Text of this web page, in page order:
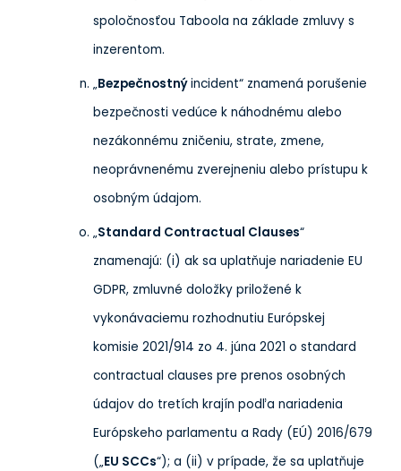
spoločnosťou Taboola na základe zmluvy s
inzerentom.
„Bezpečnostnýincident“ znamená porušenie
bezpečnosti vedúce k náhodnému alebo
nezákonnému zničeniu, strate, zmene,
neoprávnenému zverejneniu alebo prístupu k
osobným údajom.
„Standard Contractual Clauses“
znamenajú: (i) ak sa uplatňuje nariadenie EU
GDPR, zmluvné doložky priložené k
vykonávaciemu rozhodnutiu Európskej
komisie 2021/914 zo 4. júna 2021 o standard
contractual clauses pre prenos osobných
údajov do tretích krajín podľa nariadenia
Európskeho parlamentu a Rady (EÚ) 2016/679
(„EU SCCs“); a (ii) v prípade, že sa uplatňuje